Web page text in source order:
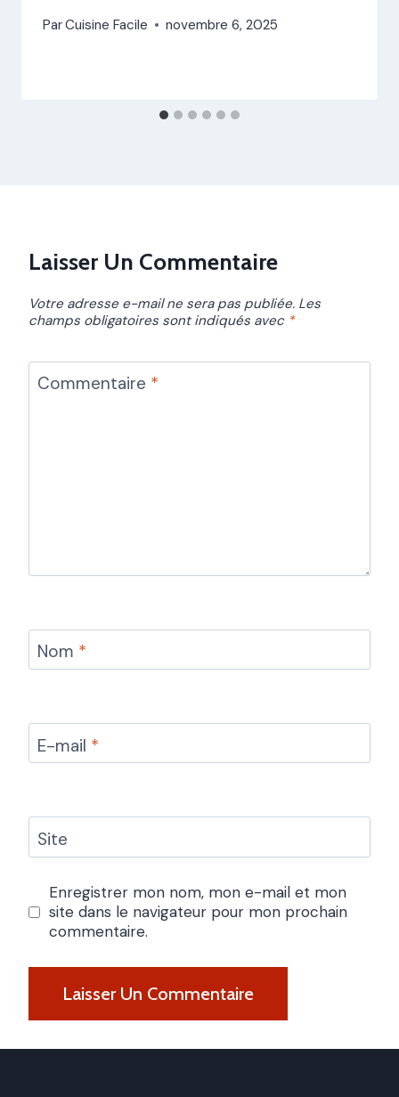
ParCuisine Facile novembre 6, 2025
Laisser Un Commentaire
Votre adresse e-mail ne sera pas publiée. Les
champs obligatoires sont indiqués avec *
Commentaire *
Nom *
E-mail *
Site
Enregistrer mon nom, mon e-mail et mon
site dans le navigateur pour mon prochain
commentaire.